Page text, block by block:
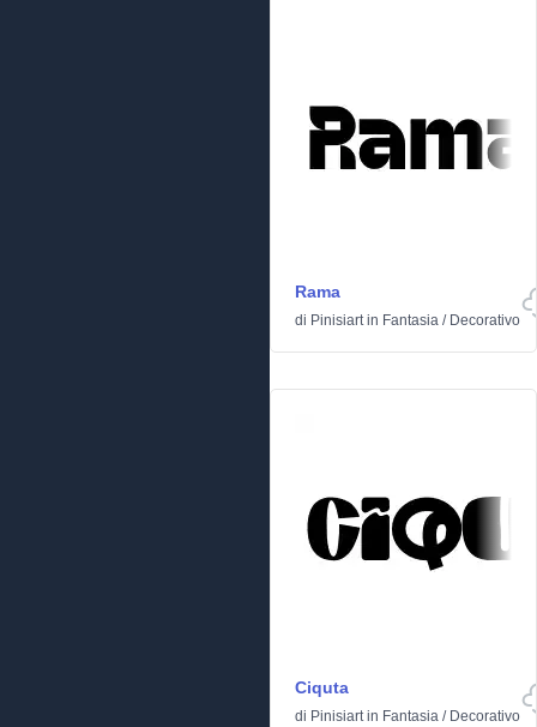
Rama
di Pinisiartin Fantasia / Decorativo
Ciquta
di Pinisiartin Fantasia / Decorativo